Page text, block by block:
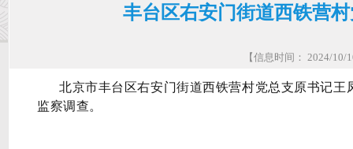
丰台区右安门街道西铁营
【信息时间： 2024/
北京市丰台区右安门街道西铁营村党总支原书记
监察调查。